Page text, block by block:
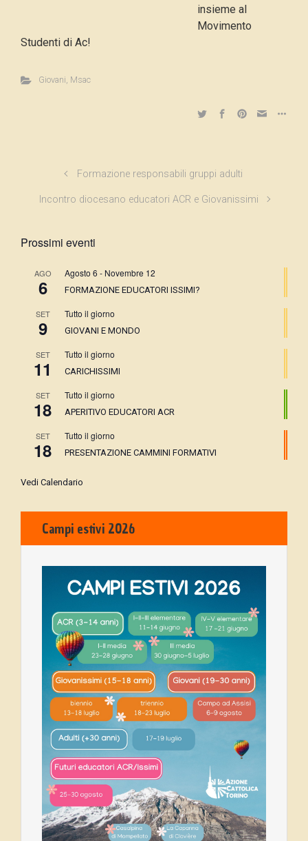
insieme al
Movimento
Studenti di Ac!
Giovani, Msac
Formazione responsabili gruppi adulti
Incontro diocesano educatori ACR e Giovanissimi
Prossimi eventi
AGO
6
Agosto 6 - Novembre 12
FORMAZIONE EDUCATORI ISSIMI?
SET
9
Tutto il giorno
GIOVANI E MONDO
SET
11
Tutto il giorno
CARICHISSIMI
SET
18
Tutto il giorno
APERITIVO EDUCATORI ACR
SET
18
Tutto il giorno
PRESENTAZIONE CAMMINI FORMATIVI
Vedi Calendario
Campi estivi 2026